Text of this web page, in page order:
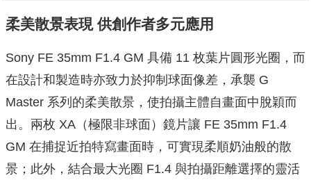
柔美散景表現 供創作者多元應用
Sony FE 35mm F1.4 GM 具備 11 枚葉片圓形光圈，而
在設計和製造時亦致力於抑制球面像差，承襲 G
Master 系列的柔美散景，使拍攝主體自畫面中脫穎而
出。兩枚 XA（極限非球面）鏡片讓 FE 35mm F1.4
GM 在捕捉近拍特寫畫面時，可實現柔順奶油般的散
景；此外，結合最大光圈 F1.4 與拍攝距離選擇的靈活